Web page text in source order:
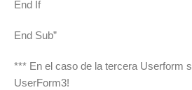
End If
End Sub”
*** En el caso de la tercera Userform
UserForm3!